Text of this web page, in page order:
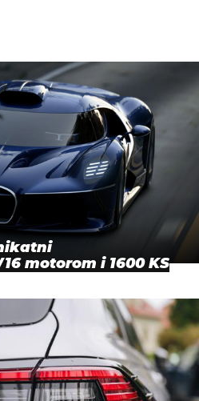
motorom i 1600 KS